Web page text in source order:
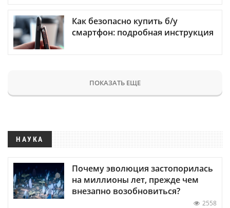
Как безопасно купить б/у
смартфон: подробная инструкция
ПОКАЗАТЬ ЕЩЕ
НАУКА
Почему эволюция застопорилась
на миллионы лет, прежде чем
внезапно возобновиться?
2558